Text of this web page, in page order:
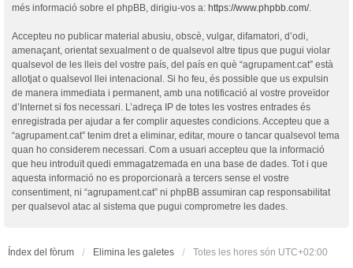
més informació sobre el phpBB, dirigiu-vos a: https://www.phpbb.com/.
Accepteu no publicar material abusiu, obscè, vulgar, difamatori, d’odi,
amenaçant, orientat sexualment o de qualsevol altre tipus que pugui violar
qualsevol de les lleis del vostre país, del país en què “agrupament.cat” està
allotjat o qualsevol llei intenacional. Si ho feu, és possible que us expulsin
de manera immediata i permanent, amb una notificació al vostre proveïdor
d’Internet si fos necessari. L’adreça IP de totes les vostres entrades és
enregistrada per ajudar a fer complir aquestes condicions. Accepteu que a
“agrupament.cat” tenim dret a eliminar, editar, moure o tancar qualsevol tema
quan ho considerem necessari. Com a usuari accepteu que la informació
que heu introduït quedi emmagatzemada en una base de dades. Tot i que
aquesta informació no es proporcionarà a tercers sense el vostre
consentiment, ni “agrupament.cat” ni phpBB assumiran cap responsabilitat
per qualsevol atac al sistema que pugui comprometre les dades.
Índex del fòrum Elimina les galetes Totes les hores són UTC+02:00